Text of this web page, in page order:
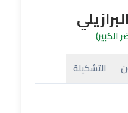
الكبير)
التشكيلة